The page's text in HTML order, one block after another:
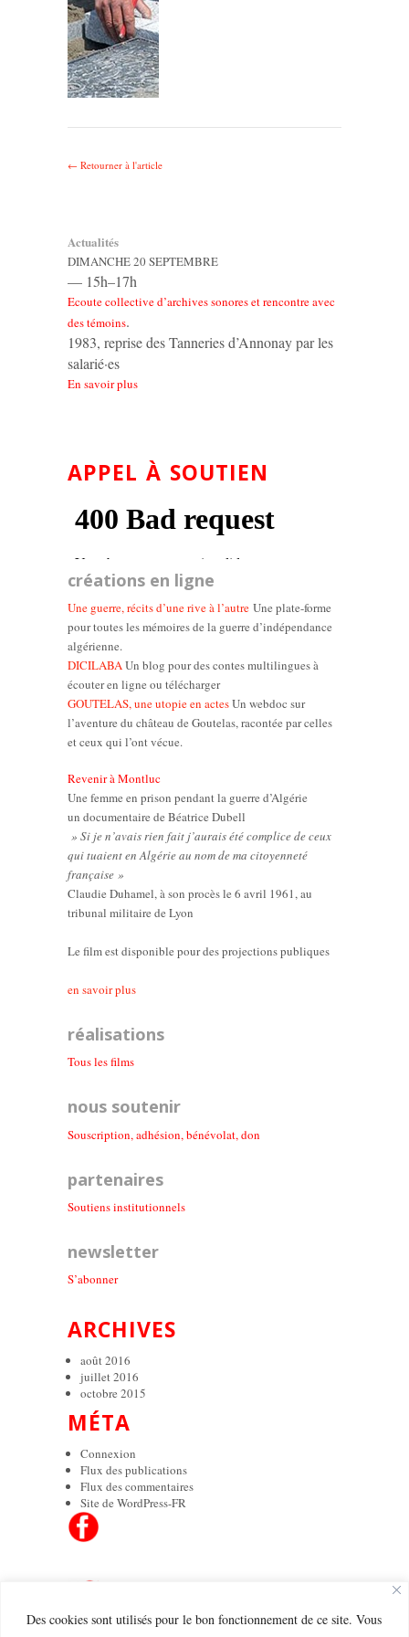
Des cookies sont utilisés pour le bon fonctionnement de ce site. Vous
← Retourner à l'article
Actualités
DIMANCHE 20 SEPTEMBRE
— 15h–17h
Ecoute collective d’archives sonores et rencontre avec
des témoins.
1983, reprise des Tanneries d’Annonay par les
salarié·es
En savoir plus
APPEL À SOUTIEN
créations en ligne
Une guerre, récits d’une rive à l’autre Une plate-forme
pour toutes les mémoires de la guerre d’indépendance
algérienne.
DICILABAUn blog pour des contes multilingues à
écouter en ligne ou télécharger
GOUTELAS, une utopie en actesUn webdoc sur
l’aventure du château de Goutelas, racontée par celles
et ceux qui l’ont vécue.
Revenir à Montluc
Une femme en prison pendant la guerre d’Algérie
un documentaire de Béatrice Dubell
» Si je n’avais rien fait j’aurais été complice de ceux
qui tuaient en Algérie au nom de ma citoyenneté
française »
Claudie Duhamel, à son procès le 6 avril 1961, au
tribunal militaire de Lyon
Le film est disponible pour des projections publiques
en savoir plus
réalisations
Tous les films
nous soutenir
Souscription, adhésion, bénévolat, don
partenaires
Soutiens institutionnels
newsletter
S’abonner
ARCHIVES
août 2016
juillet 2016
octobre 2015
MÉTA
Connexion
Flux des publications
Flux des commentaires
Site de WordPress-FR